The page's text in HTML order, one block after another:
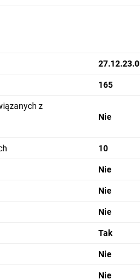
27.12.23.0
165
z
Nie
10
Nie
Nie
Nie
Tak
Nie
Nie